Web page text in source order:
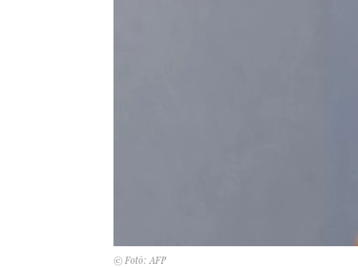
© Fotó: AFP